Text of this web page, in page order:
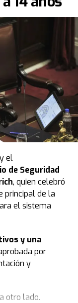
el
de Seguridad
, quien celebró
principal de la
el sistema
y una
por
y
otro lado.